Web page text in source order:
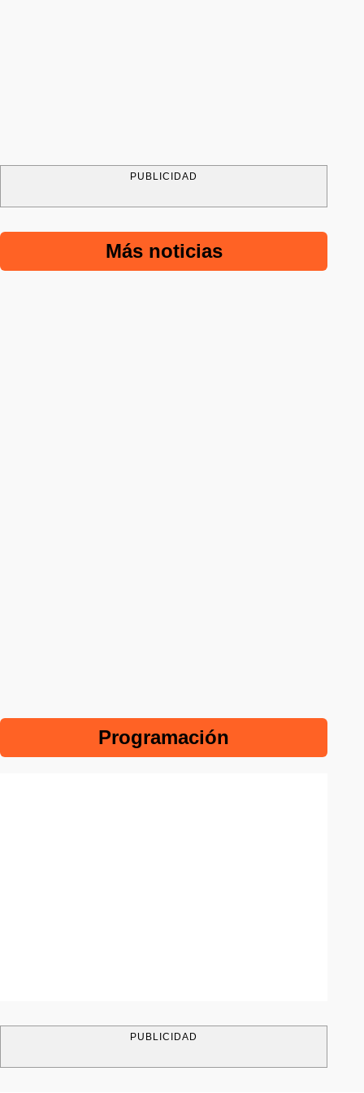
PUBLICIDAD
Más noticias
Programación
PUBLICIDAD